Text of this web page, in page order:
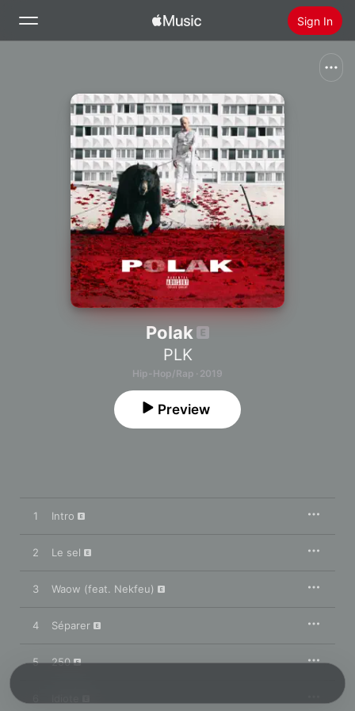
Sign In
Home
Radio
Install Apple Music
Polak
PLK
Hip-Hop/Rap · 2019
Preview
1 Intro
2 Le sel
3 Waow (feat. Nekfeu)
4 Séparer
5 250